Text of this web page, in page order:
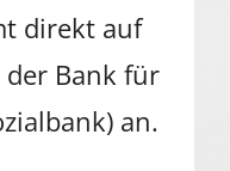
direkt auf
Bank für
an.